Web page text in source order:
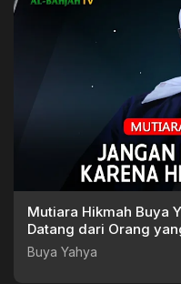
Mutiara Hikmah Buya
Datang dari Orang
Hatimu
Buya Yahya